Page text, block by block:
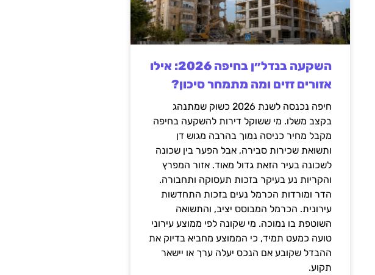
השקעה בנדל״ן בחיפה 2026: אילו
אזורים זזים ומה מתמחר סיכון?
חיפה נכנסה לשנת 2026 כשוק שמתנהג
בקצב משלו. מי ששוקל דירות להשקעה בחיפה
מקבל מחיר כניסה נמוך בהרבה מגוש דן
ותשואת שכירות סבירה, אבל הפער בין שכונה
לשכונה בעיר הזאת גדול מאוד. אזור המפרץ
והקריות נע בעיקר בזכות תעסוקה ותחבורה.
הדר ומורדות הכרמל נעים בזכות התחדשות
עירונית. הכרמל המבוסס יציב, והתשואה
השוטפת בו נמוכה. מי שקונה לפי ממוצע עירוני
טועה כמעט תמיד, כי הממוצע מחביא בדיוק את
ההבדל שקובע אם הנכס יעלה ערך או יישאר
תקוע.